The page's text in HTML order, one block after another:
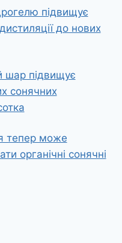
підвищує
до нових
шар підвищує
сонячних
тепер може
органічні сонячні